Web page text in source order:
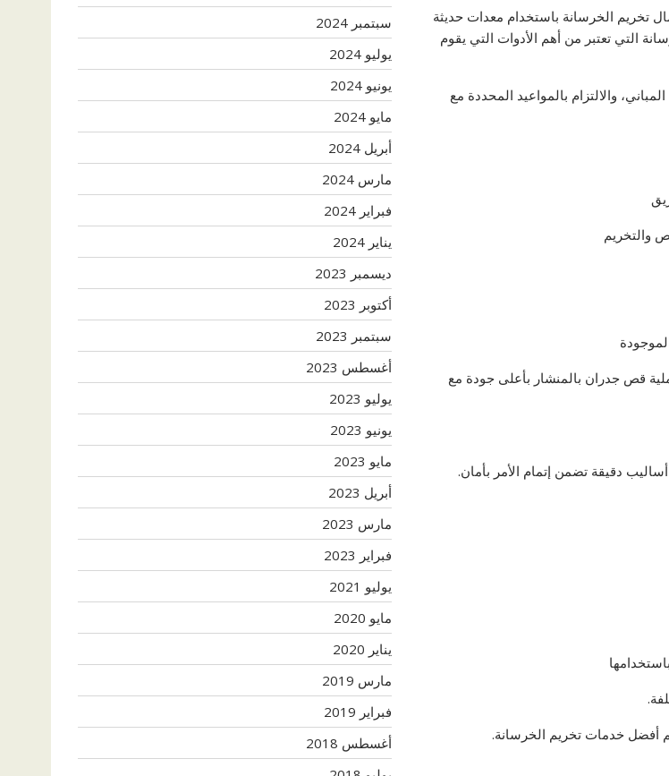
تخريم الخرسانة باستخدام معدات حديثة
التي تعتبر من أهم الأدوات التي يقوم
والالتزام بالمواعيد المحددة مع
والتخريم
قص جدران بالمنشار بأعلى جودة مع
دقيقة تضمن إتمام الأمر بأمان.
أفضل خدمات تخريم الخرسانة.
سبتمبر 2024
يوليو 2024
يونيو 2024
مايو 2024
أبريل 2024
مارس 2024
فبراير 2024
يناير 2024
ديسمبر 2023
أكتوبر 2023
سبتمبر 2023
أغسطس 2023
يوليو 2023
يونيو 2023
مايو 2023
أبريل 2023
مارس 2023
فبراير 2023
يوليو 2021
مايو 2020
يناير 2020
مارس 2019
فبراير 2019
أغسطس 2018